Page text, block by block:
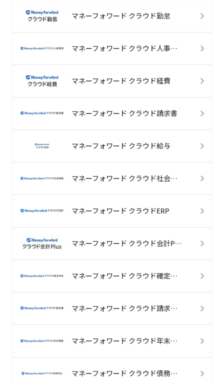
マネーフォワード クラウド勤怠
マネーフォワード クラウド人事管理
マネーフォワード クラウド経費
マネーフォワード クラウド請求書
マネーフォワード クラウド給与
マネーフォワード クラウド社会保険
マネーフォワード クラウドERP
マネーフォワード クラウド会計Plus
マネーフォワード クラウド確定申告
マネーフォワード クラウド請求書plus
マネーフォワード クラウド年末調整
マネーフォワード クラウド債務支払